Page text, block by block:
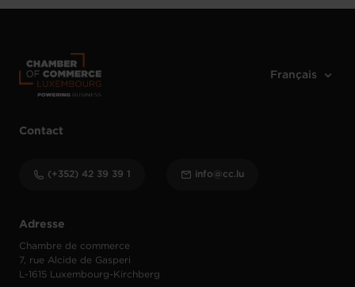
Adresse
Chambre de commerce
7, rue Alcide de Gasperi
L-1615 Luxembourg-Kirchberg
Contact
(+352) 42 39 39 1 info@cc.lu